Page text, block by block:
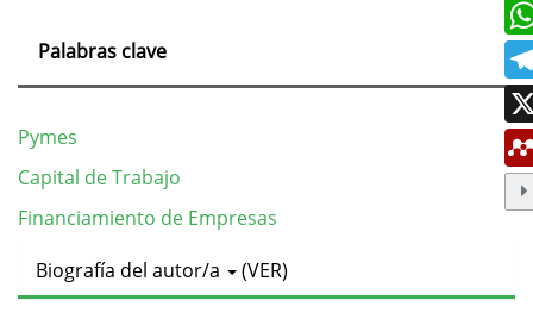
Palabras clave
Pymes
Capital de Trabajo
Financiamiento de Empresas
Detalles
Biografía del autor/a (VER)